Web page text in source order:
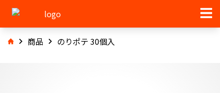
商品 のりポテ 30個入